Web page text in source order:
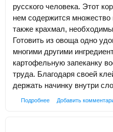
русского человека. Этот
нем содержится
также крахмал,
Готовить из овоща одно
многими другими
картофельную запеканку
труда. Благодаря своей
держать начинку внутри
Подробнее Добавить